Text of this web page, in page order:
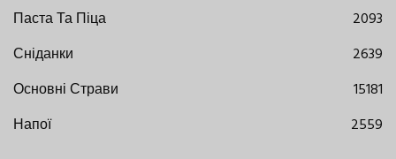
Паста Та Піца
2093
Сніданки
2639
Основні Страви
15181
Напої
2559